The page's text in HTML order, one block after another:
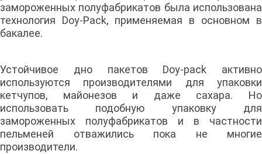
замороженных полуфабрикатов была использована
технология Doy-Pack, применяемая в основном в
бакалее.
Устойчивое дно пакетов Doy-pack активно
используются производителями для упаковки
кетчупов, майонезов и даже сахара. Но
использовать подобную упаковку для
замороженных полуфабрикатов и в частности
пельменей отважились пока не многие
производители.